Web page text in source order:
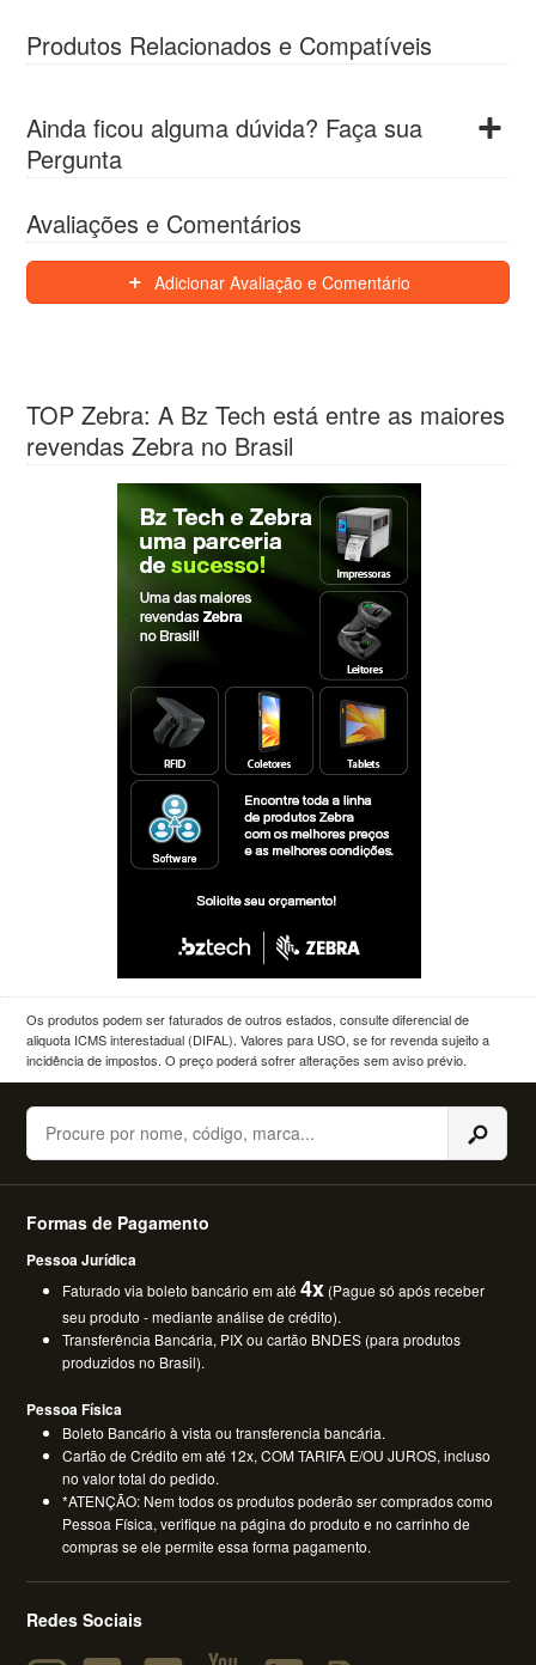
Produtos Relacionados e Compatíveis
Ainda ficou alguma dúvida? Faça sua
Pergunta
Avaliações e Comentários
Adicionar Avaliação e Comentário
TOP Zebra: A Bz Tech está entre as maiores
revendas Zebra no Brasil
Os produtos podem ser faturados de outros estados, consulte diferencial de
aliquota ICMS interestadual (DIFAL). Valores para USO, se for revenda sujeito a
incidência de impostos. O preço poderá sofrer alterações sem aviso prévio.
Buscar
Formas de Pagamento
Pessoa Jurídica
Faturado via boleto bancário em até4x (Pague só após receber
seu produto - mediante análise de crédito).
Transferência Bancária, PIX ou cartão BNDES (para produtos
produzidos no Brasil).
Pessoa Física
Boleto Bancário à vista ou transferencia bancária.
Cartão de Crédito em até 12x, COM TARIFA E/OU JUROS, incluso
no valor total do pedido.
*ATENÇÃO: Nem todos os produtos poderão ser comprados como
Pessoa Física, verifique na página do produto e no carrinho de
compras se ele permite essa forma pagamento.
Redes Sociais